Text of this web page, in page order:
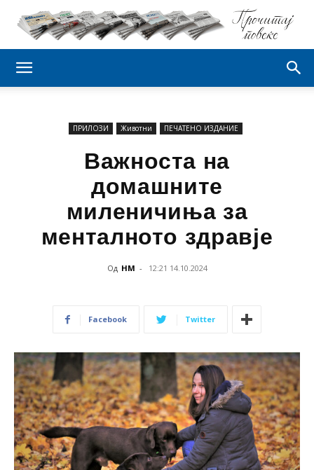
ПРИЛОЗИ Животни ПЕЧАТЕНО ИЗДАНИЕ
Важноста на
домашните
миленичиња за
менталното здравје
Од НМ - 12:21 14.10.2024
Facebook Twitter